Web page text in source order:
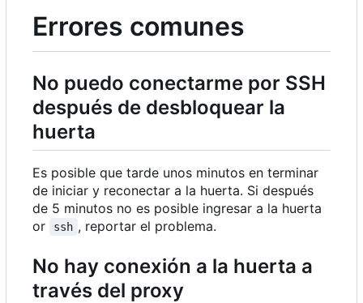
Errores comunes
No puedo conectarme por SSH
después de desbloquear la
huerta
Es posible que tarde unos minutos en terminar
de iniciar y reconectar a la huerta. Si después
de 5 minutos no es posible ingresar a la huerta
or
ssh , reportar el problema.
No hay conexión a la huerta a
través del proxy